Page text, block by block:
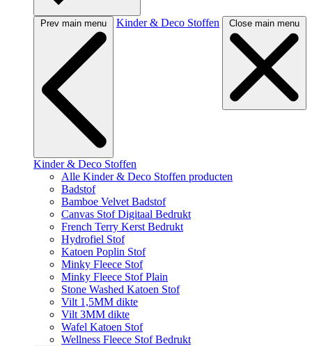
Prev main menu Kinder & Deco Stoffen Close main menu
Kinder & Deco Stoffen
Alle Kinder & Deco Stoffen producten
Badstof
Bamboe Velvet Badstof
Canvas Stof Digitaal Bedrukt
French Terry Kerst Bedrukt
Hydrofiel Stof
Katoen Poplin Stof
Minky Fleece Stof
Minky Fleece Stof Plain
Stone Washed Katoen Stof
Vilt 1,5MM dikte
Vilt 3MM dikte
Wafel Katoen Stof
Wellness Fleece Stof Bedrukt